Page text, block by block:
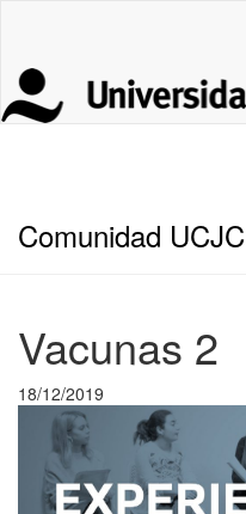
Comunidad UCJC
Vacunas 2
18/12/2019